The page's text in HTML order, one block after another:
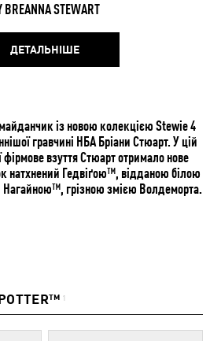
BREANNA STEWART
ДЕТАЛЬНІШЕ
із новою колекцією Stewie 4
гравчині НБА Бріани Стюарт. У цій
фірмове взуття Стюарт отримало нове
натхнений Гедвіґою™, відданою білою
грізною змією Волдеморта.
1